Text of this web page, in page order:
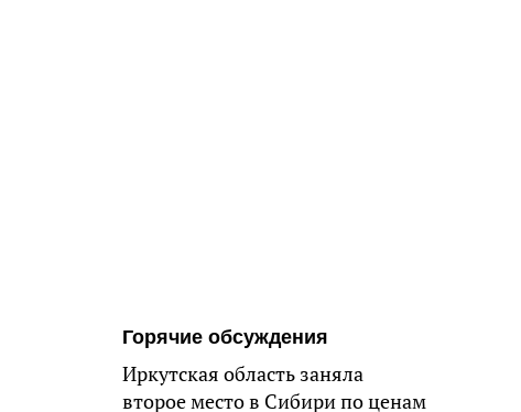
Горячие обсуждения
Иркутская область заняла
второе место в Сибири по ценам